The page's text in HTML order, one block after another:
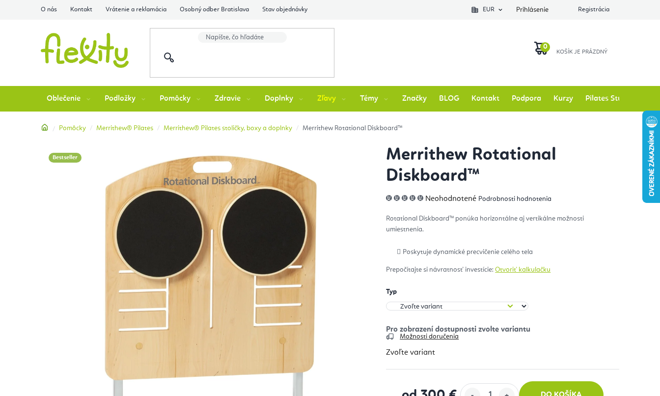
O nás Kontakt Vrátenie a reklamácia Osobný odber Bratislava Stav objednávky EUR Prihlásenie Registrácia
KOŠÍK
Oblečenie Podložky Pomôcky Zdravie Doplnky Zľavy Témy Značky BLOG Kontakt Podpora Kurzy Pilates Studio
DomovPomôcky Merrithew® Pilates Merrithew® Pilates stoličky, boxy a doplnky Merrithew Rotational Diskboard™
Merrithew Rotational
Diskboard™
Priemerné
hodnotenie
0,0
Neohodnotené Podrobnosti hodnotenia
Rotational Diskboard™ ponúka horizontálne aj vertikálne možnosti
umiestnenia.
Poskytuje dynamické precvičenie celého tela
Prepočítajte si návratnosť investície:Otvoriť kalkulačku
Typ
Možnosti doručenia
Zvoľte variant
Bestseller